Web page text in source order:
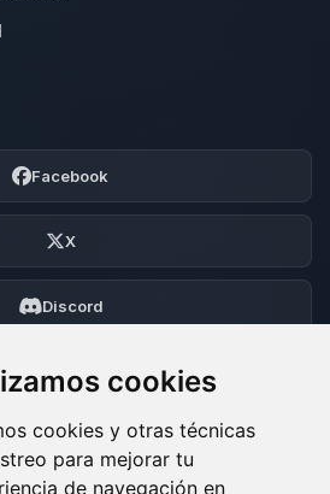
cookies
cookies y otras técnicas
para mejorar tu
de navegación en
Facebook
X
Discord
Foro